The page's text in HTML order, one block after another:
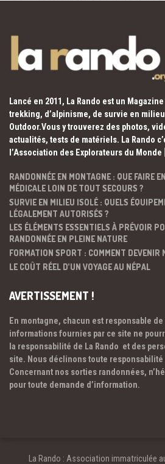
Lancé en 2011, La Rando est un
trekking, d’alpinisme, de survie en
Outdoor.Vous y trouverez des photos,
actualités, tests de matériels. La Rando
l’Association des Explorateurs du Monde
RANDONNÉE EN MONTAGNE : QUE FAIRE
MÉDICALE LOIN DE TOUT SECOURS ?
SURVIE EN MILIEU ISOLÉ : QUELS
LÉGALEMENT AUTORISÉS ?
LES ÉLÉMENTS ESSENTIELS À PRÉVOIR
RANDONNÉE EN PLEINE NATURE
FORMATION SPORT : COMMENT DEVENIR
LE COÛT RÉEL D’UN VOYAGE AU NÉPAL
AVERTISSEMENT !
En montagne, chacun est responsable
informations fournies par ce site ne
la responsabilité de La Rando et des
site. Nous déclinons toute responsabilité
Concernant nos sorties randonnées,
pour toute demande d’information.
La Rando : Association immatriculée